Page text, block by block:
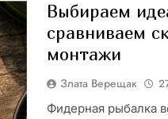
Выбираем
сравниваем
монтажи
Злата Верещак
Фидерная рыбалка